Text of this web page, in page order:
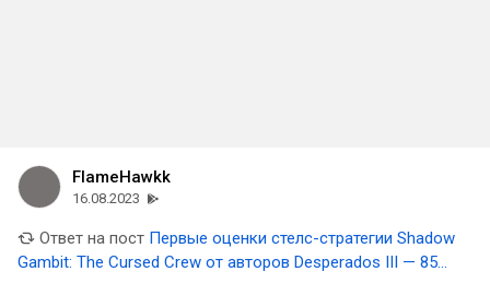
FlameHawkk
16.08.2023
Ответ на пост Первые оценки стелс-стратегии Shadow
Gambit: The Cursed Crew от авторов Desperados III — 85